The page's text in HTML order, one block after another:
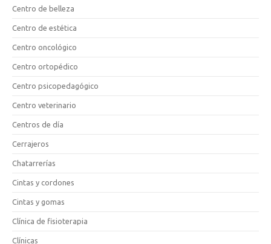
Centro de belleza
Centro de estética
Centro oncológico
Centro ortopédico
Centro psicopedagógico
Centro veterinario
Centros de día
Cerrajeros
Chatarrerías
Cintas y cordones
Cintas y gomas
Clínica de fisioterapia
Clínicas